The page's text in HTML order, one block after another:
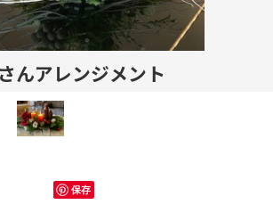
んアレンジメント
保存